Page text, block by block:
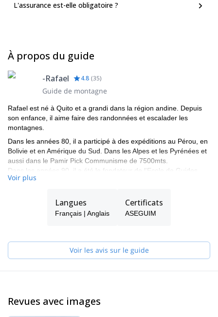
L'assurance est-elle obligatoire ?
À propos du guide
-Rafael 4.8 (35)
Guide de montagne
Rafael est né à Quito et a grandi dans la région andine. Depuis
son enfance, il aime faire des randonnées et escalader les
montagnes.
Dans les années 80, il a participé à des expéditions au Pérou, en
Bolivie et en Amérique du Sud. Dans les Alpes et les Pyrénées et
aussi dans le Pamir Pick Communisme de 7500mts.
Dans les années 90, il a été le fondateur de l'Ecole de Guides
ASEGUIM, Président pendant 7 ans de l'Association des Guides
Il a obtenu le diplôme de guide de montagne et de moniteur de
guides à l'ENSA de Chamonix-France.
Cordillera Blanca. Il a également formé et conseillé des alpinistes
équatoriens qui ont réussi à faire les 14 huit mille sans oxygène
Depuis 2010, il s'entraîne et participe au projet EVEREST sans
oxygène auxiliaire en une journée. Il a gravi l'EVEREST 2 fois, et
Voir plus
Langues
Français | Anglais
Certificats
ASEGUIM
Voir les avis sur le guide
Revues avec images